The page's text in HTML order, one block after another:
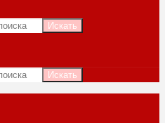
Искать
Искать